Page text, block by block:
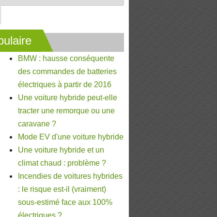
BMW : hausse conséquente
des commandes de batteries
électriques à partir de 2016
Une voiture hybride peut-elle
tracter une remorque ou une
caravane ?
Mode EV d'une voiture hybride
Une voiture hybride et un
climat chaud : problème ?
Incendies de voitures hybrides
: le risque est-il (vraiment)
sous-estimé face aux 100%